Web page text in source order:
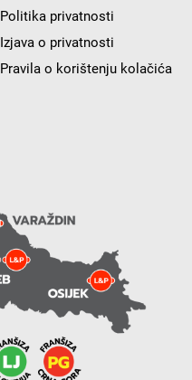
Politika privatnosti
Izjava o privatnosti
Pravila o korištenju kolačića